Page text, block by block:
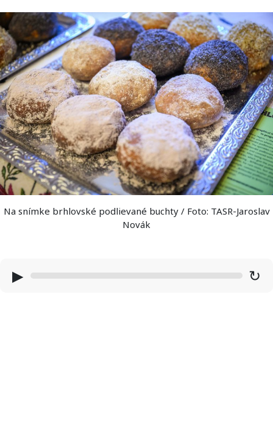
Na snímke brhlovské podlievané buchty / Foto: TASR-Jaroslav
Novák
▶ ↻